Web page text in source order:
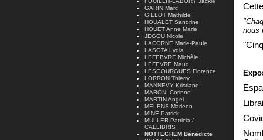
nous
GARIN Marc
GILLOT Mathilde
HOUALET Sandrine
HOUET Anne Marie
JEGOU Nicole
LACORNE Marie-Paule
LASOTA Lydia
LEFEBVRE Michèle
LEFEVRE Maud
LESGOURGUES Florence
LORRON Thierry
MANNEVY Kristiane
MARONI Corinne
MARTIN Angel
MELENS Marleen
MINÉ Patrick
MULLER Patricia /
CALLIBRIS
NOTTEGHEM Bénédicte